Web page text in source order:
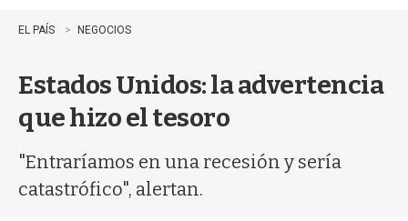
r
b
EL PAÍS NEGOCIOS
Estados Unidos: la advertencia
que hizo el tesoro
"Entraríamos en una recesión y sería
catastrófico", alertan.